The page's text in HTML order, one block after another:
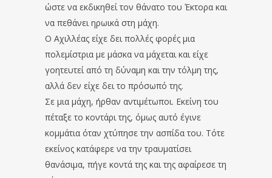
ώστε να εκδικηθεί τον θάνατο του Έκτορα και
να πεθάνει ηρωικά στη μάχη.
Ο Αχιλλέας είχε δει πολλές φορές μια
πολεμίστρια με μάσκα να μάχεται και είχε
γοητευτεί από τη δύναμη και την τόλμη της,
αλλά δεν είχε δει το πρόσωπό της.
Σε μια μάχη, ήρθαν αντιμέτωποι. Εκείνη του
πέταξε το κοντάρι της, όμως αυτό έγινε
κομμάτια όταν χτύπησε την ασπίδα του. Τότε
εκείνος κατάφερε να την τραυματίσει
θανάσιμα, πήγε κοντά της και της αφαίρεσε τη